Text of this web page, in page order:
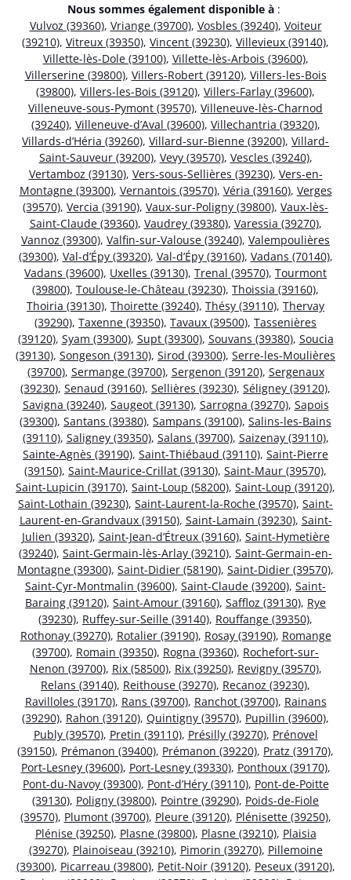
Nous sommes également disponible à :
Vulvoz (39360), Vriange (39700), Vosbles (39240), Voiteur
(39210), Vitreux (39350), Vincent (39230), Villevieux (39140),
Villette-lès-Dole (39100), Villette-lès-Arbois (39600),
Villerserine (39800), Villers-Robert (39120), Villers-les-Bois
(39800), Villers-les-Bois (39120), Villers-Farlay (39600),
Villeneuve-sous-Pymont (39570), Villeneuve-lès-Charnod
(39240), Villeneuve-d’Aval (39600), Villechantria (39320),
Villards-d’Héria (39260), Villard-sur-Bienne (39200), Villard-
Saint-Sauveur (39200), Vevy (39570), Vescles (39240),
Vertamboz (39130), Vers-sous-Sellières (39230), Vers-en-
Montagne (39300), Vernantois (39570), Véria (39160), Verges
(39570), Vercia (39190), Vaux-sur-Poligny (39800), Vaux-lès-
Saint-Claude (39360), Vaudrey (39380), Varessia (39270),
Vannoz (39300), Valfin-sur-Valouse (39240), Valempoulières
(39300), Val-d’Épy (39320), Val-d’Épy (39160), Vadans (70140),
Vadans (39600), Uxelles (39130), Trenal (39570), Tourmont
(39800), Toulouse-le-Château (39230), Thoissia (39160),
Thoiria (39130), Thoirette (39240), Thésy (39110), Thervay
(39290), Taxenne (39350), Tavaux (39500), Tassenières
(39120), Syam (39300), Supt (39300), Souvans (39380), Soucia
(39130), Songeson (39130), Sirod (39300), Serre-les-Moulières
(39700), Sermange (39700), Sergenon (39120), Sergenaux
(39230), Senaud (39160), Sellières (39230), Séligney (39120),
Savigna (39240), Saugeot (39130), Sarrogna (39270), Sapois
(39300), Santans (39380), Sampans (39100), Salins-les-Bains
(39110), Saligney (39350), Salans (39700), Saizenay (39110),
Sainte-Agnès (39190), Saint-Thiébaud (39110), Saint-Pierre
(39150), Saint-Maurice-Crillat (39130), Saint-Maur (39570),
Saint-Lupicin (39170), Saint-Loup (58200), Saint-Loup (39120),
Saint-Lothain (39230), Saint-Laurent-la-Roche (39570), Saint-
Laurent-en-Grandvaux (39150), Saint-Lamain (39230), Saint-
Julien (39320), Saint-Jean-d’Étreux (39160), Saint-Hymetière
(39240), Saint-Germain-lès-Arlay (39210), Saint-Germain-en-
Montagne (39300), Saint-Didier (58190), Saint-Didier (39570),
Saint-Cyr-Montmalin (39600), Saint-Claude (39200), Saint-
Baraing (39120), Saint-Amour (39160), Saffloz (39130), Rye
(39230), Ruffey-sur-Seille (39140), Rouffange (39350),
Rothonay (39270), Rotalier (39190), Rosay (39190), Romange
(39700), Romain (39350), Rogna (39360), Rochefort-sur-
Nenon (39700), Rix (58500), Rix (39250), Revigny (39570),
Relans (39140), Reithouse (39270), Recanoz (39230),
Ravilloles (39170), Rans (39700), Ranchot (39700), Rainans
(39290), Rahon (39120), Quintigny (39570), Pupillin (39600),
Publy (39570), Pretin (39110), Présilly (39270), Prénovel
(39150), Prémanon (39400), Prémanon (39220), Pratz (39170),
Port-Lesney (39600), Port-Lesney (39330), Ponthoux (39170),
Pont-du-Navoy (39300), Pont-d’Héry (39110), Pont-de-Poitte
(39130), Poligny (39800), Pointre (39290), Poids-de-Fiole
(39570), Plumont (39700), Pleure (39120), Plénisette (39250),
Plénise (39250), Plasne (39800), Plasne (39210), Plaisia
(39270), Plainoiseau (39210), Pimorin (39270), Pillemoine
(39300), Picarreau (39800), Petit-Noir (39120), Peseux (39120),